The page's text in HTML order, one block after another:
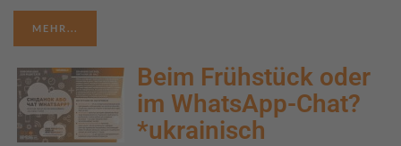
MEHR...
Beim Frühstück oder
im WhatsApp-Chat?
*ukrainisch